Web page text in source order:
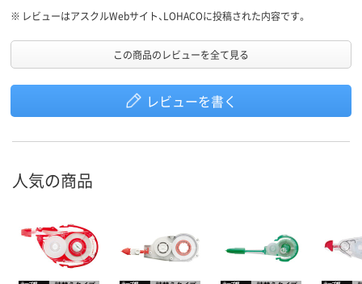
いやすいかなと。4.2ｍｍのテープ幅が使いやすくて便利です♪
※ レビューはアスクルWebサイト、LOHACOに投稿された内容です。
この商品のレビューを全て見る
レビューを書く
人気の商品